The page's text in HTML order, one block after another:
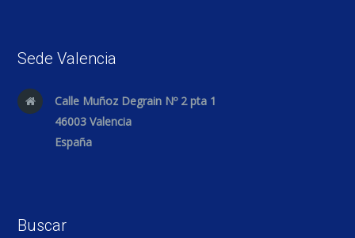
Sede Valencia
Calle Muñoz Degrain Nº 2 pta 1
46003 Valencia
España
Buscar